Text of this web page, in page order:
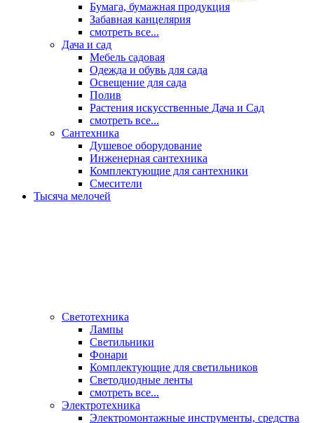
Бумага, бумажная продукция
Забавная канцелярия
смотреть все...
Дача и сад
Мебель садовая
Одежда и обувь для сада
Освещение для сада
Полив
Растения искусственные Дача и Сад
смотреть все...
Сантехника
Душевое оборудование
Инженерная сантехника
Комплектующие для сантехники
Смесители
Тысяча мелочей
Светотехника
Лампы
Светильники
Фонари
Комплектующие для светильников
Светодиодные ленты
смотреть все...
Электротехника
Электромонтажные инструменты, средства